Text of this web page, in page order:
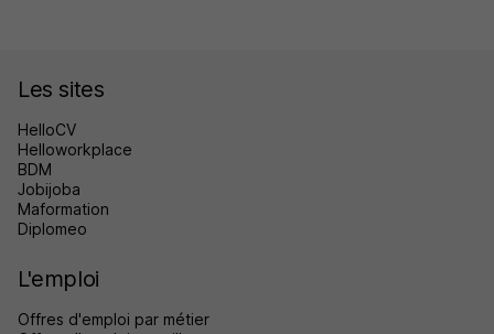
Les sites
HelloCV
Helloworkplace
BDM
Jobijoba
Maformation
Diplomeo
L'emploi
Offres d'emploi par métier